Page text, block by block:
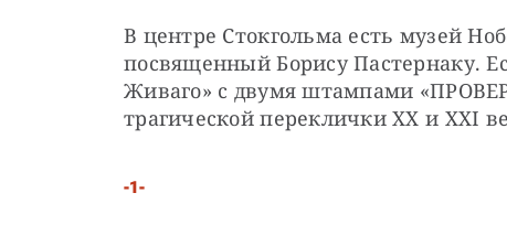
В центре Стокгольма есть музей
посвященный Борису Пастернаку.
Живаго» с двумя штампами
трагической переклички XX и XXI
-1-